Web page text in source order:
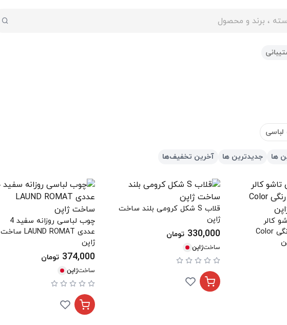
ها جدیدترین ها آخرین تخفیف‌ها
کالر
کرایس با 8 گیره رنگی Color
قلاب S شکل کرومی بلند ساخت
ژاپن
330,000 تومان
ساختژاپن
چوب لباسی روزانه سفید 4
عددی LAUND ROMAT ساخت
ژاپن
374,000 تومان
ساختژاپن